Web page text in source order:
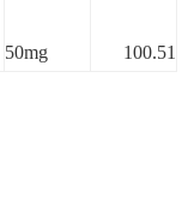
50mg 100.51